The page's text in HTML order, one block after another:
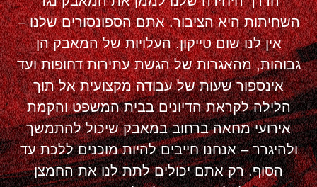
השחיתות היא הציבור. אתם הספונסורים שלנו –
אין לנו שום טייקון. העלויות של המאבק הן
גבוהות, מהאגרות של הגשת עתירות דחופות ועד
אינספור שעות של עבודה מקצועית אל תוך
הלילה לקראת הדיונים בבית המשפט והקמת
אירועי מחאה ברחוב במאבק שיכול להתמשך
ולהיגרר – אנחנו חייבים להיות מוכנים ללכת עד
הסוף. רק אתם יכולים לתת לנו את החמצן